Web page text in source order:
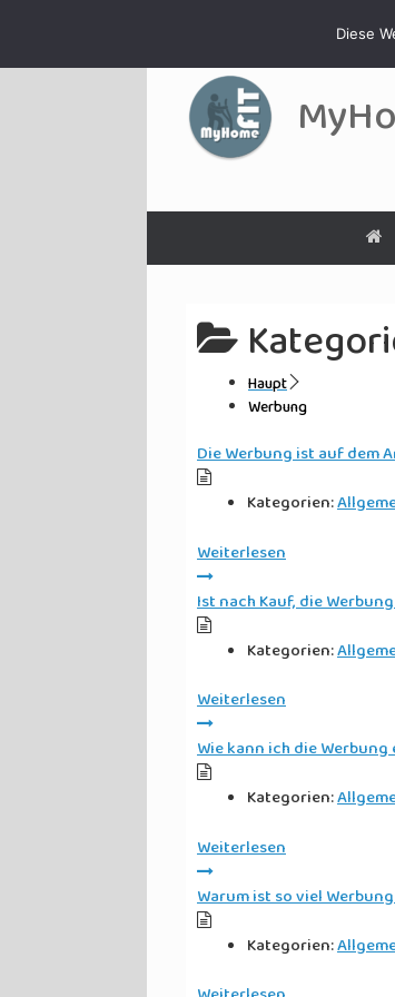
springen
Haupt
Werbung
Die Werbung ist auf dem
Kategorien:
Weiterlesen
Ist nach Kauf, die
Kategorien:
Weiterlesen
Wie kann ich die
Kategorien:
Weiterlesen
Warum ist so viel
Kategorien:
Diese